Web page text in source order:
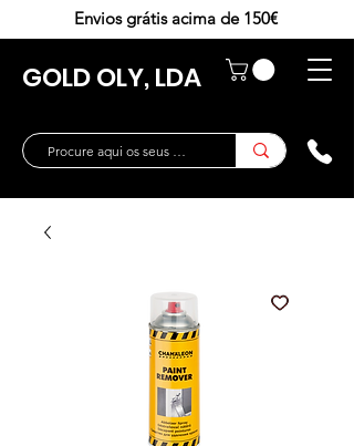
GOLD OLY, LDA
Envios grátis acima de 150€